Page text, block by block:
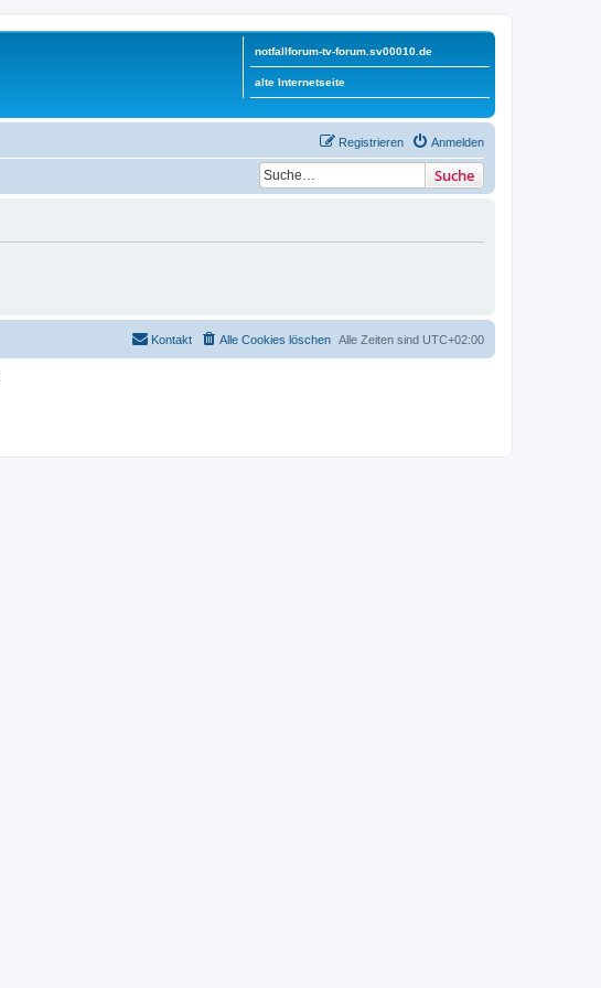
notfallforum-tv-forum.sv00010.de
alte Internetseite
Anmelden
Registrieren
Suche
Alle Zeiten sind UTC+02:00
Alle Cookies löschen
Kontakt